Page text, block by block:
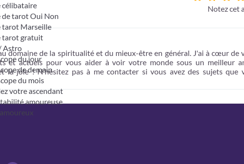
célibataire
de tarot Oui Non
tarot Marseille
tarot gratuit
Astro
du jour
de demain
du mois
votre ascendant
amoureuse
Notez cet
domaine de la spiritualité et du mieux-être en général. J'ai à cœur de
et actuels pour vous aider à voir votre monde sous un meilleur
la joie ! N’hésitez pas à me contacter si vous avez des sujets que